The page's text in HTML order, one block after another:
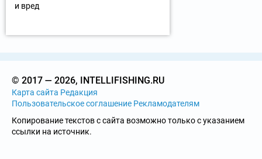
и вред
© 2017 — 2026, INTELLIFISHING.RU
Карта сайта Редакция
Пользовательское соглашение Рекламодателям
Копирование текстов с сайта возможно только с указанием
ссылки на источник.